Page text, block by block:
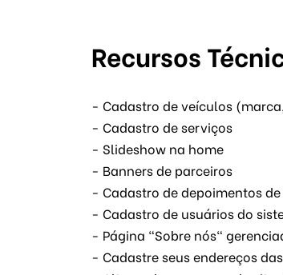
Recursos
- Cadastro de veículos
- Cadastro de serviços
- Slideshow na home
- Banners de parceiros
- Cadastro de depoimentos
- Cadastro de usuários do
- Página "Sobre nós"
- Cadastre seus endereços